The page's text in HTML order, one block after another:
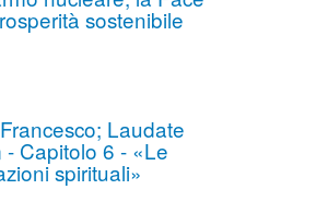
sostenibile
Laudate
- Capitolo 6 - «Le
spirituali»